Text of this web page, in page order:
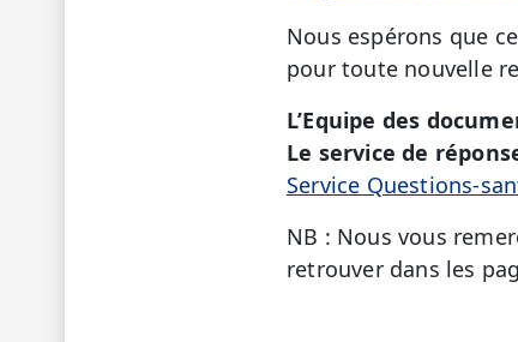
Nous espérons que
pour toute nouvelle
L’Equipe des
Le service de
Service Questions-
NB : Nous vous
retrouver dans les